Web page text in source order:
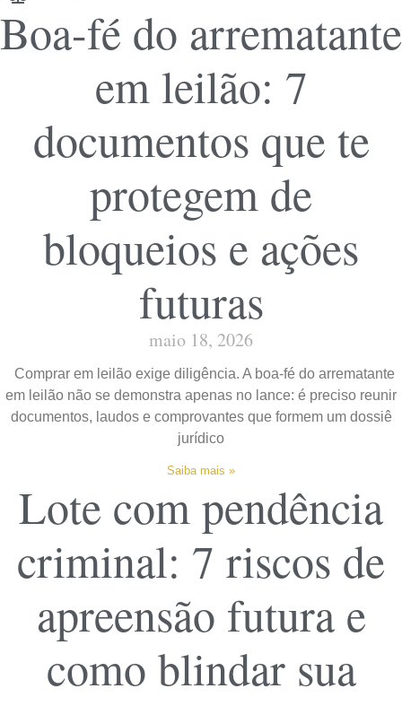
Boa-fé do arrematante
em leilão: 7
documentos que te
protegem de
bloqueios e ações
futuras
maio 18, 2026
Comprar em leilão exige diligência. A boa-fé do arrematante
em leilão não se demonstra apenas no lance: é preciso reunir
documentos, laudos e comprovantes que formem um dossiê
jurídico
Saiba mais »
Lote com pendência
criminal: 7 riscos de
apreensão futura e
como blindar sua